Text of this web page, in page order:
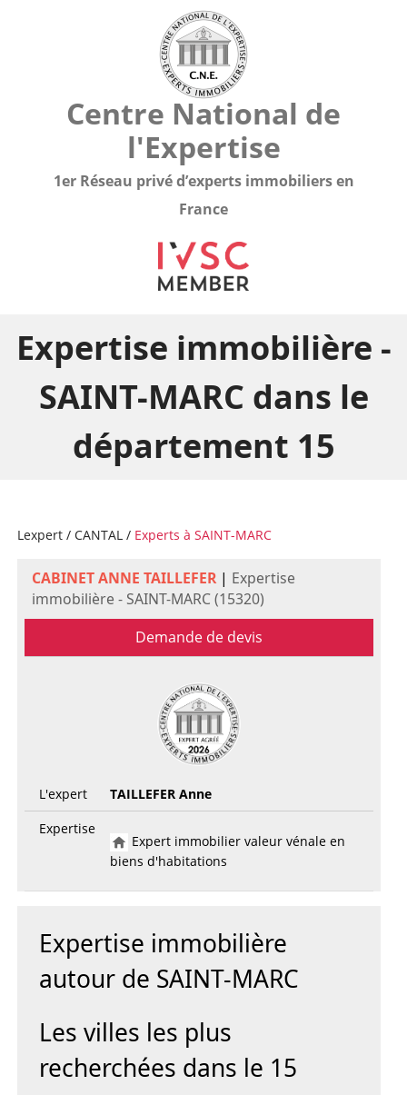
Centre National de
l'Expertise
1er Réseau privé d’experts immobiliers en
France
Expertise immobilière -
SAINT-MARC dans le
département 15
Lexpert/ CANTAL/ Experts à SAINT-MARC
CABINET ANNE TAILLEFER| Expertise
immobilière - SAINT-MARC (15320)
Demande de devis
L'expert
TAILLEFER Anne
Expertise
Expert immobilier valeur vénale en
biens d'habitations
Expertise immobilière
autour de SAINT-MARC
Les villes les plus
recherchées dans le 15